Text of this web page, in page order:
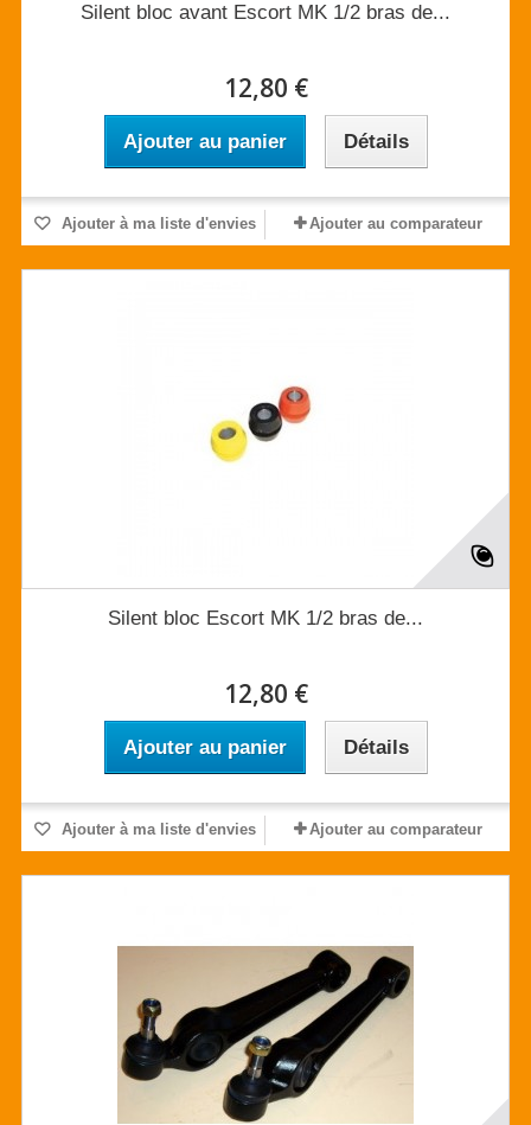
Silent bloc avant Escort MK 1/2 bras de...
12,80 €
Ajouter au panier Détails
Ajouter à ma liste d'envies Ajouter au comparateur
Silent bloc Escort MK 1/2 bras de...
12,80 €
Ajouter au panier Détails
Ajouter à ma liste d'envies Ajouter au comparateur